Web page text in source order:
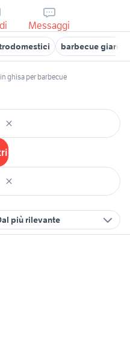
Messaggi
barbecue
ghisa per barbecue
più rilevante